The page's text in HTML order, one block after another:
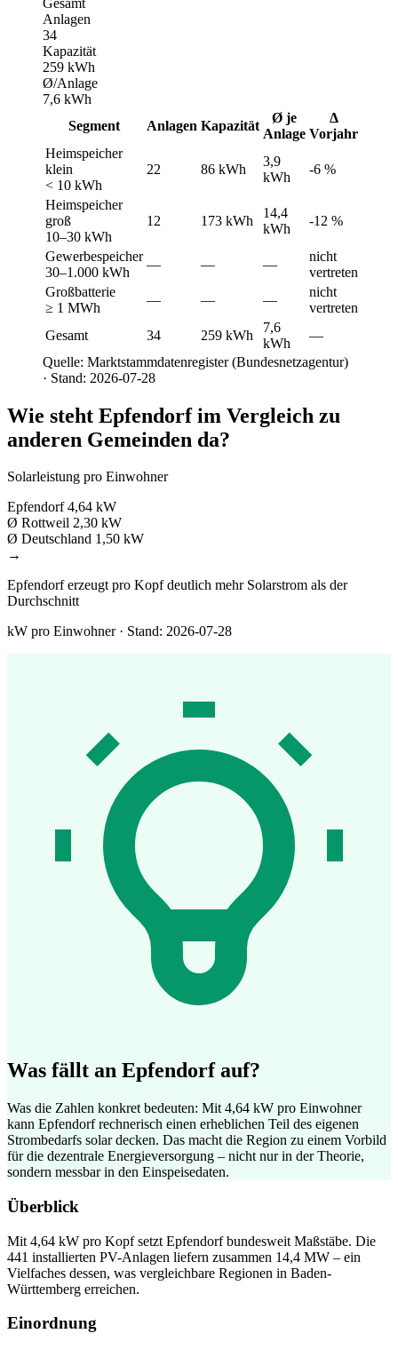
Anlagen
34
Kapazität
259 kWh
Ø/Anlage
7,6 kWh
Segment
Anlagen Kapazität
Ø je
Anlage
Δ
Vorjahr
Heimspeicher
klein
< 10 kWh
22 86 kWh
3,9
kWh
-6 %
Heimspeicher
groß
10–30 kWh
12 173 kWh
14,4
kWh
-12 %
Gewerbespeicher
30–1.000 kWh
— — —
nicht
vertreten
Großbatterie
≥ 1 MWh
— — —
nicht
vertreten
Gesamt
34 259 kWh
7,6
kWh
—
Quelle: Marktstammdatenregister (Bundesnetzagentur)
· Stand: 2026-07-28
Wie steht Epfendorf im Vergleich zu
anderen Gemeinden da?
Solarleistung pro Einwohner
Epfendorf 4,64 kW
Ø Rottweil 2,30 kW
Ø Deutschland 1,50 kW
→
Epfendorf erzeugt pro Kopf deutlich mehr Solarstrom als der
Durchschnitt
kW pro Einwohner · Stand: 2026-07-28
Was fällt an Epfendorf auf?
Was die Zahlen konkret bedeuten: Mit 4,64 kW pro Einwohner
kann Epfendorf rechnerisch einen erheblichen Teil des eigenen
Strombedarfs solar decken. Das macht die Region zu einem Vorbild
für die dezentrale Energieversorgung – nicht nur in der Theorie,
sondern messbar in den Einspeisedaten.
Überblick
Mit 4,64 kW pro Kopf setzt Epfendorf bundesweit Maßstäbe. Die
441 installierten PV-Anlagen liefern zusammen 14,4 MW – ein
Vielfaches dessen, was vergleichbare Regionen in Baden-
Württemberg erreichen.
Einordnung